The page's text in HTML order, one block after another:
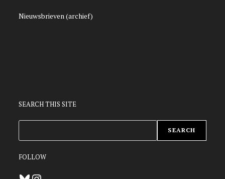
Nieuwsbrieven (archief)
SEARCH THIS SITE
SEARCH
FOLLOW